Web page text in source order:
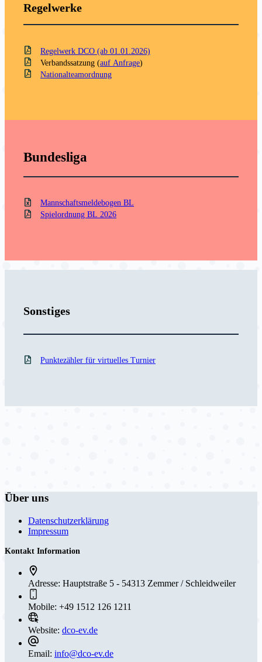
Regelwerke
Regelwerk DCO (ab 01.01.2026)
Verbandssatzung (auf Anfrage)
Nationalteamordnung
Bundesliga
Mannschaftsmeldebogen BL
Spielordnung BL 2026
Sonstiges
Punktezähler für virtuelles Turnier
Über uns
Datenschutzerklärung
Impressum
Kontakt Information
Adresse: Hauptstraße 5 - 54313 Zemmer / Schleidweiler
Mobile: +49 1512 126 1211
Website: dco-ev.de
Email: info@dco-ev.de